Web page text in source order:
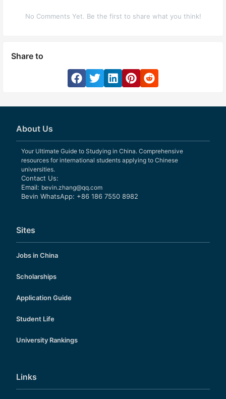
No Comments Yet. Be the first to share what you think!
Share to
About Us
Your Ultimate Guide to Studying in China. Comprehensive
resources for international students applying to Chinese
universities.
Contact Us:
Email: bevin.zhang@qq.com
Bevin WhatsApp: +86 186 7550 8982
Sites
Jobs in China
Scholarships
Application Guide
Student Life
University Rankings
Links